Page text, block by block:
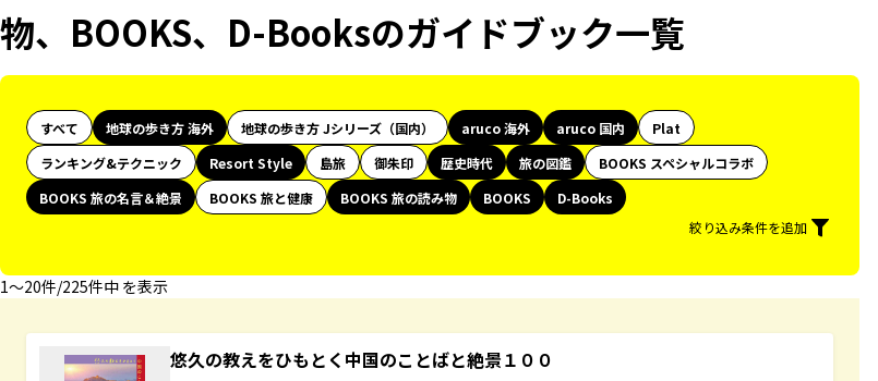
物、BOOKS、D-Booksのガイドブック一覧
すべて 地球の歩き方 海外 地球の歩き方 Jシリーズ（国内） aruco 海外 aruco 国内
Plat
ランキング&テクニック
Resort Style 島旅 御朱印 歴史時代 旅の図鑑
BOOKS スペシャルコラボ
BOOKS 旅の名言＆絶景
BOOKS 旅と健康 BOOKS 旅の読み物 BOOKS
D-Books
絞り込み条件を追加
1〜20件/225件中 を表示
悠久の教えをひもとく中国のことばと絶景１００